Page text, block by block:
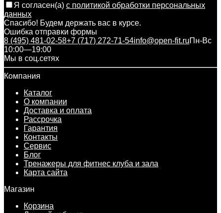
Я согласен(a) с политикой обработки персональных
данных
Спасибо! Будем держать вас в курсе.
Ошибка отправки формы
8 (495) 481-02-58+7 (717) 272-71-54info@open-fit.ruПн-Вс
10:00—19:00
Мы в соц.сетях
Компания
Каталог
О компании
Доставка и оплата
Рассрочка
Гарантия
Контакты
Сервис
Блог
Тренажеры для фитнес клуба и зала
Карта сайта
Магазин
Корзина